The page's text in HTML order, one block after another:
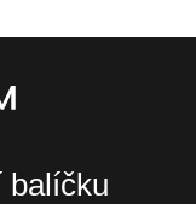
balíčku